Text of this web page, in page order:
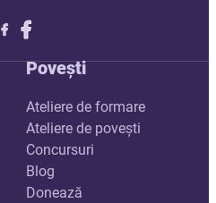
Follow me on X
Follow me on LinkedIn
Follow me on X
Povești
Ateliere de formare
Ateliere de povești
Concursuri
Blog
Donează